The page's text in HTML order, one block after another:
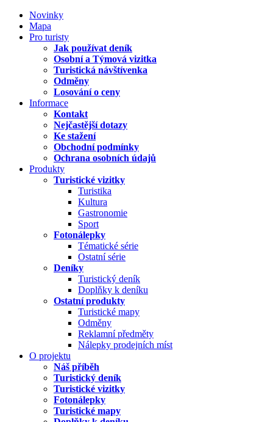
Novinky
Mapa
Pro turisty
Jak používat deník
Osobní a Týmová vizitka
Turistická návštívenka
Odměny
Losování o ceny
Informace
Kontakt
Nejčastější dotazy
Ke stažení
Obchodní podmínky
Ochrana osobních údajů
Produkty
Turistické vizitky
Turistika
Kultura
Gastronomie
Sport
Fotonálepky
Tématické série
Ostatní série
Deníky
Turistický deník
Doplňky k deníku
Ostatní produkty
Turistické mapy
Odměny
Reklamní předměty
Nálepky prodejních míst
O projektu
Náš příběh
Turistický deník
Turistické vizitky
Fotonálepky
Turistické mapy